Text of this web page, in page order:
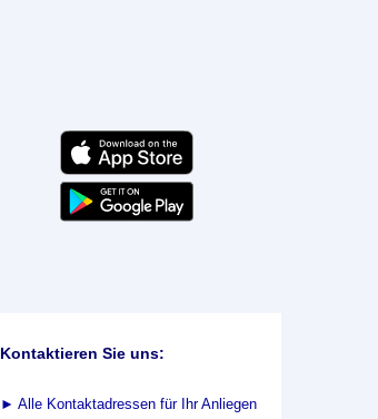
Kontaktieren Sie uns:
► Alle Kontaktadressen für Ihr Anliegen